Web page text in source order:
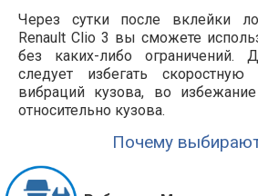
Через сутки после вклейки
Renault Clio 3 вы сможете
без каких-либо ограничений.
следует избегать
вибраций кузова, во
относительно кузова.
Почему